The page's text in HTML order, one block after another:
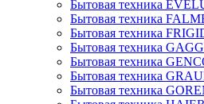
Бытовая техника
Бытовая техника
Бытовая техника
Бытовая техника
Бытовая техника
Бытовая техника
Бытовая техника